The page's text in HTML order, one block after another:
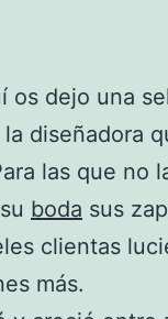
os dejo una
diseñadora
las que no
boda sus
clientas
más.